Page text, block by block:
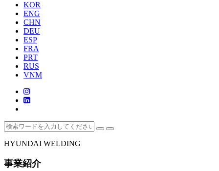
KOR
ENG
CHN
DEU
ESP
FRA
PRT
RUS
VNM
HYUNDAI WELDING
事業紹介